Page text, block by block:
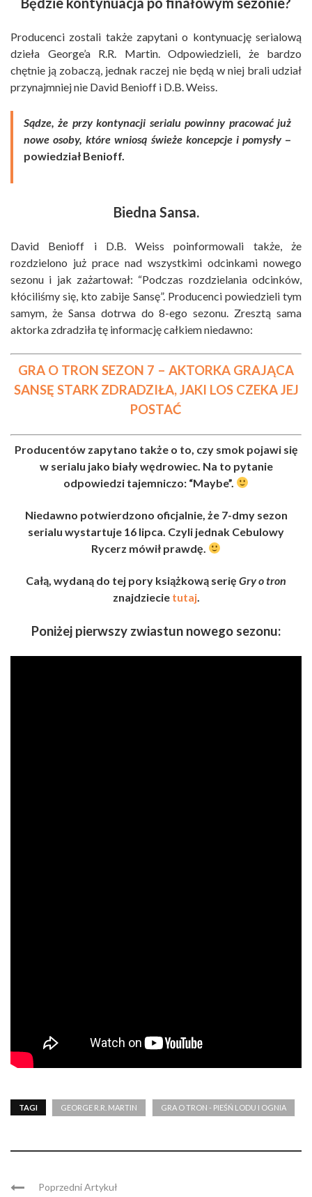
Producenci zostali także zapytani o kontynuację serialową
dzieła George’a R.R. Martin. Odpowiedzieli, że bardzo
chętnie ją zobaczą, jednak raczej nie będą w niej brali udział
przynajmniej nie David Benioff i D.B. Weiss.
Sądze, że przy kontynacji serialu powinny pracować już
nowe osoby, które wniosą świeże koncepcje i pomysły –
powiedział Benioff.
Biedna Sansa.
David Benioff i D.B. Weiss poinformowali także, że
rozdzielono już prace nad wszystkimi odcinkami nowego
sezonu i jak zażartował: “Podczas rozdzielania odcinków,
kłóciliśmy się, kto zabije Sansę”. Producenci powiedzieli tym
samym, że Sansa dotrwa do 8-ego sezonu. Zresztą sama
aktorka zdradziła tę informację całkiem niedawno:
GRA O TRON SEZON 7 – AKTORKA GRAJĄCA
SANSĘ STARK ZDRADZIŁA, JAKI LOS CZEKA JEJ
POSTAĆ
Producentów zapytano także o to, czy smok pojawi się
w serialu jako biały wędrowiec. Na to pytanie
odpowiedzi tajemniczo: “Maybe”.
Niedawno potwierdzono oficjalnie, że 7-dmy sezon
serialu wystartuje 16 lipca. Czyli jednak Cebulowy
Rycerz mówił prawdę.
Całą, wydaną do tej pory książkową serię Gry o tron
znajdziecie tutaj.
Poniżej pierwszy zwiastun nowego sezonu:
TAGI GEORGE R.R. MARTIN GRA O TRON - PIEŚŃ LODU I OGNIA
Poprzedni Artykuł